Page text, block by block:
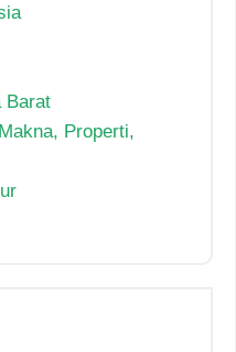
Barat
Properti,